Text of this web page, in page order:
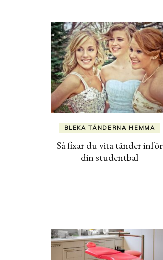
BLEKA TÄNDERNA HEMMA
Så fixar du vita tänder inför
din studentbal